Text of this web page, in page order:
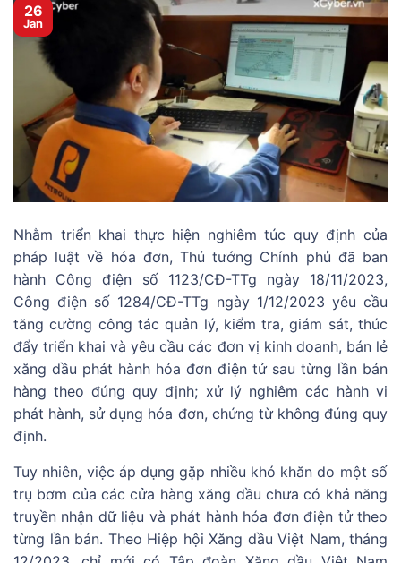
26
Jan
Nhằm triển khai thực hiện nghiêm túc quy định của
pháp luật về hóa đơn, Thủ tướng Chính phủ đã ban
hành Công điện số 1123/CĐ-TTg ngày 18/11/2023,
Công điện số 1284/CĐ-TTg ngày 1/12/2023 yêu cầu
tăng cường công tác quản lý, kiểm tra, giám sát, thúc
đẩy triển khai và yêu cầu các đơn vị kinh doanh, bán lẻ
xăng dầu phát hành hóa đơn điện tử sau từng lần bán
hàng theo đúng quy định; xử lý nghiêm các hành vi
phát hành, sử dụng hóa đơn, chứng từ không đúng quy
định.
Tuy nhiên, việc áp dụng gặp nhiều khó khăn do một số
trụ bơm của các cửa hàng xăng dầu chưa có khả năng
truyền nhận dữ liệu và phát hành hóa đơn điện tử theo
từng lần bán. Theo Hiệp hội Xăng dầu Việt Nam, tháng